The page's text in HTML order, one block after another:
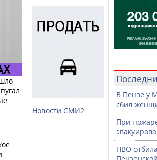
Новости СМИ2
В Пензе у
сбил
При
ПВО